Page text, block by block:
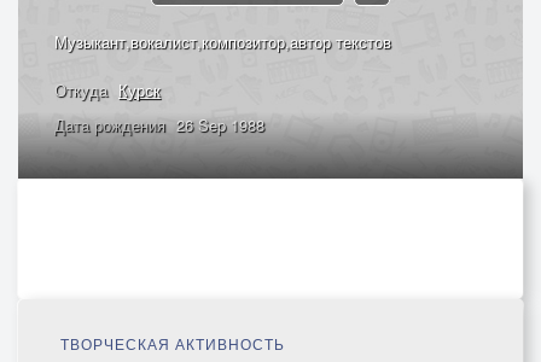
Музыкант,вокалист,композитор,автор текстов
Откуда Курск
Дата рождения 26 Sep 1988
ТВОРЧЕСКАЯ АКТИВНОСТЬ